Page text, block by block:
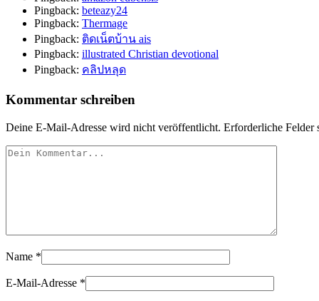
Pingback: beteazy24
Pingback: Thermage
Pingback: ติดเน็ตบ้าน ais
Pingback: illustrated Christian devotional
Pingback: คลิปหลุด
Kommentar schreiben
Deine E-Mail-Adresse wird nicht veröffentlicht. Erforderliche Felder
Name *
E-Mail-Adresse *